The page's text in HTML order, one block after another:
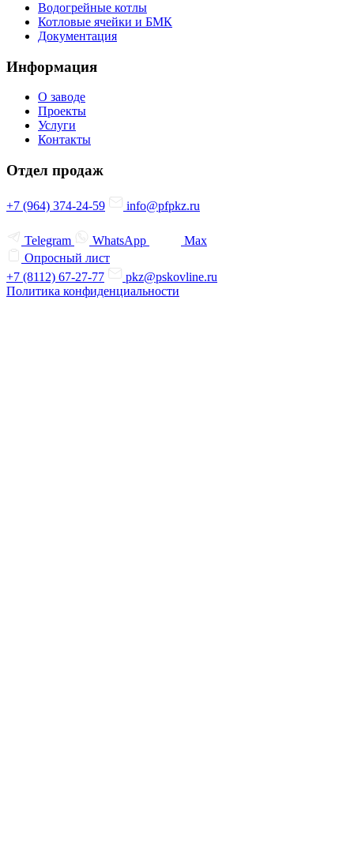
Водогрейные котлы
Котловые ячейки и БМК
Документация
Информация
О заводе
Проекты
Услуги
Контакты
Отдел продаж
+7 (964) 374-24-59 info@pfpkz.ru
Telegram WhatsApp
Max
Опросный лист
+7 (8112) 67-27-77
pkz@pskovline.ru
Политика конфиденциальности